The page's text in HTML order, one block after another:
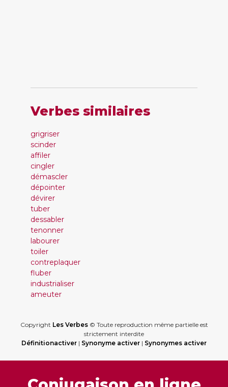
Verbes similaires
grigriser
scinder
affiler
cingler
démascler
dépointer
dévirer
tuber
dessabler
tenonner
labourer
toiler
contreplaquer
fluber
industrialiser
ameuter
Copyright Les Verbes© Toute reproduction même partielle est
strictement interdite
Définitionactiver | Synonyme activer | Synonymes activer